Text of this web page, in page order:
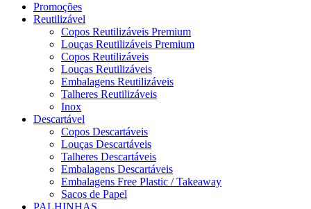
Promoções
Reutilizável
Copos Reutilizáveis Premium
Louças Reutilizáveis Premium
Copos Reutilizáveis
Louças Reutilizáveis
Embalagens Reutilizáveis
Talheres Reutilizáveis
Inox
Descartável
Copos Descartáveis
Louças Descartáveis
Talheres Descartáveis
Embalagens Descartáveis
Embalagens Free Plastic / Takeaway
Sacos de Papel
PALHINHAS